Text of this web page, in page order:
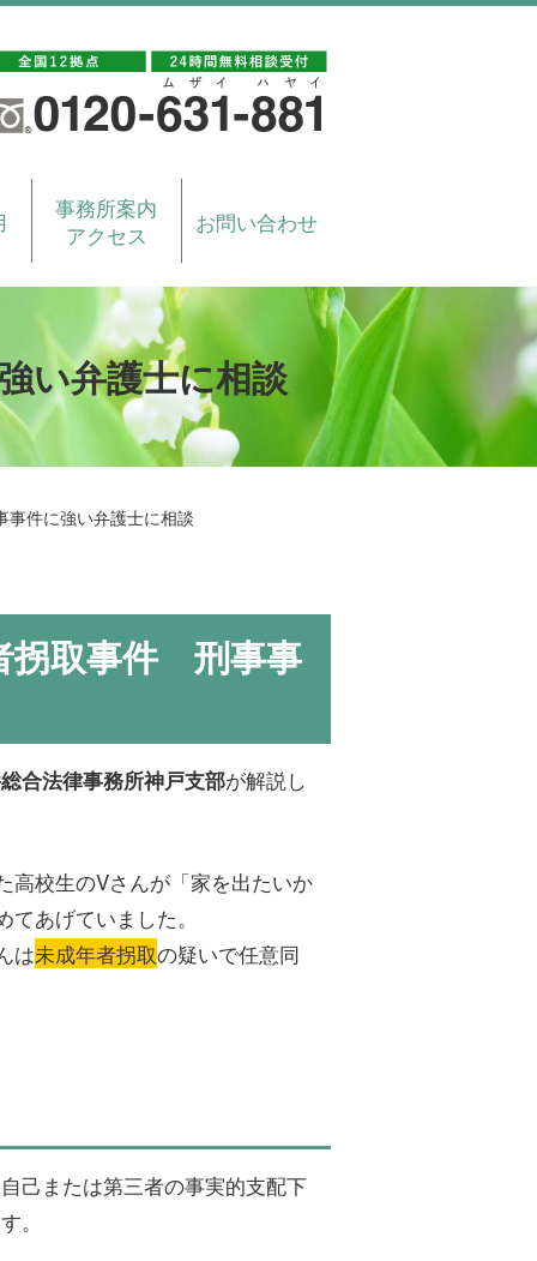
事務所案内
アクセス
お問い合わせ
い弁護士に相談
件に強い弁護士に相談
拐取事件 刑事事
合法律事務所神戸支部が解説し
高校生のVさんが「家を出たいか
あげていました。
は未成年者拐取の疑いで任意同
己または第三者の事実的支配下
。